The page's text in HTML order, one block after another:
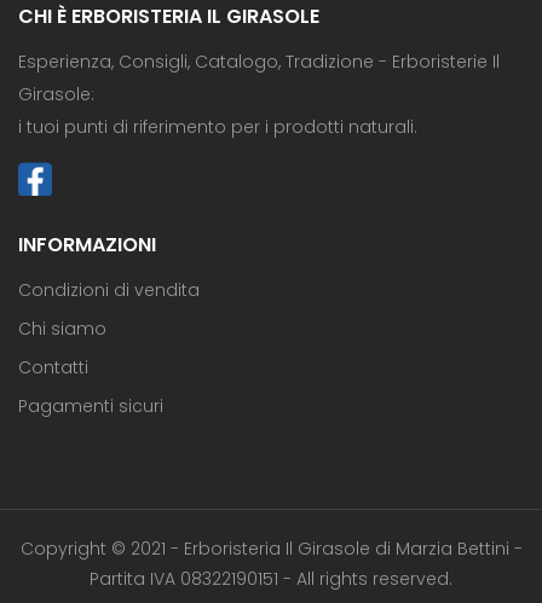
CHI È ERBORISTERIA IL GIRASOLE
Esperienza, Consigli, Catalogo, Tradizione - Erboristerie Il
Girasole:
i tuoi punti di riferimento per i prodotti naturali.
INFORMAZIONI
Condizioni di vendita
Chi siamo
Contatti
Pagamenti sicuri
Copyright © 2021 - Erboristeria Il Girasole di Marzia Bettini -
Partita IVA 08322190151 - All rights reserved.